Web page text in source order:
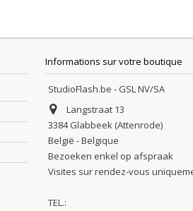
Informations sur votre boutique
StudioFlash.be - GSL NV/SA
Langstraat 13
3384 Glabbeek (Attenrode)
België - Belgique
Bezoeken enkel op afspraak
Visites sur rendez-vous
TEL.: